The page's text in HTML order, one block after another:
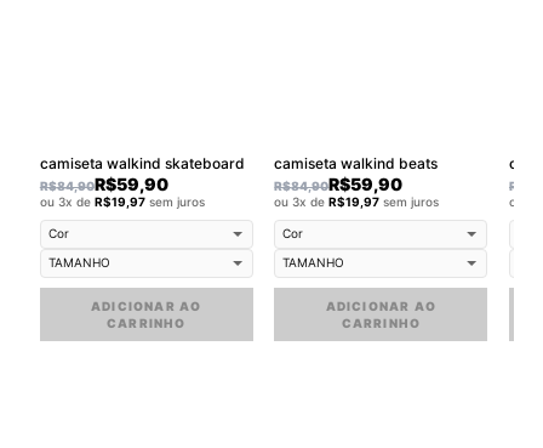
camiseta walkind skateboard
R$84,90R$59,90
ou 3x de R$19,97sem juros
ADICIONAR AO
CARRINHO
camiseta walkind beats
R$84,90R$59,90
ou 3x deR$19,97 sem juros
ADICIONAR AO
CARRINHO
R$
ou